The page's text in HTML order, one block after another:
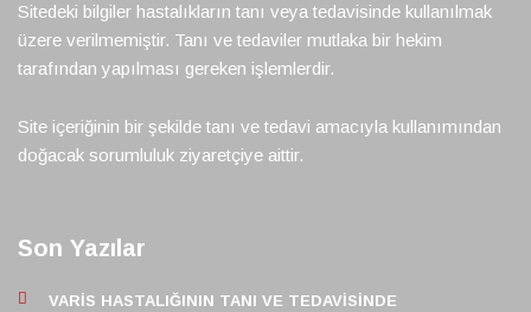
Sitedeki bilgiler hastalıkların tanı veya tedavisinde kullanılmak
üzere verilmemiştir. Tanı ve tedaviler mutlaka bir hekim
tarafından yapılması gereken işlemlerdir.
Site içeriğinin bir şekilde tanı ve tedavi amacıyla kullanımından
doğacak sorumluluk ziyaretçiye aittir.
Son Yazılar
VARIS HASTALIĞININ TANI VE TEDAVISINDE